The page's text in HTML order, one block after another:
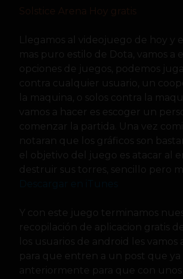
Solstice Arena Hoy gratis
Llegamos al videojuego de hoy y
mas puro estilo de Dota, vamos a
opciones de juegos, podemos
contra cualquier usuario, un
la maquina, o solos contra la
vamos a hacer es escoger un
comenzar la partida. Una vez
notaran que los gráficos son
el objetivo del juego es atacar al
destruir sus torres, sencillo pero
Y con este juego terminamos
recopilación de aplicacion gratis
los usuarios de android les vamos
para que entren a un post que ya
anteriormente para que con unos